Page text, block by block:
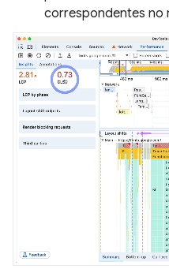
correspondentes no